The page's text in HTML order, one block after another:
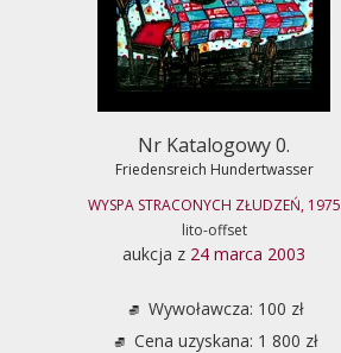
Nr Katalogowy 0.
Friedensreich Hundertwasser
WYSPA STRACONYCH ZŁUDZEŃ, 1975
lito-offset
aukcja z 24 marca 2003
Wywoławcza: 100 zł
Cena uzyskana: 1 800 zł